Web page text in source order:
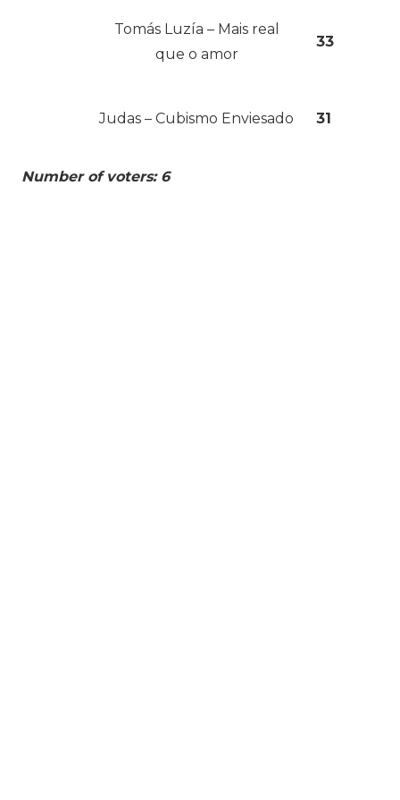
Tomás Luzía – Mais real
que o amor
33
Judas – Cubismo Enviesado 31
Number of voters: 6